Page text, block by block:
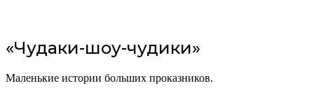
«Чудаки-шоу-чудики»
Маленькие истории больших проказников.